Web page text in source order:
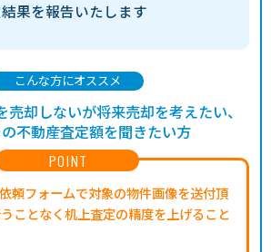
果を報告いたします
POINT
頼フォームで対象の物件画像を送付頂
ことなく机上査定の精度を上げること
こんな方にオススメ
売却しないが将来売却を考えたい、
不動産査定額を聞きたい方